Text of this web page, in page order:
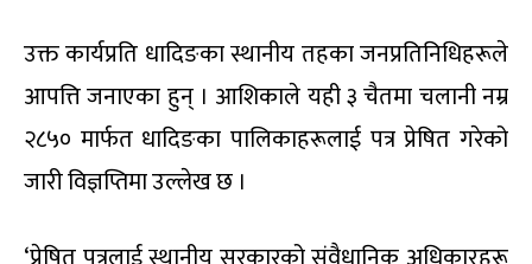
उक्त कार्यप्रति धादिङका स्थानीय तहका जनप्रतिनिधिहरूले
आपत्ति जनाएका हुन् । आशिकाले यही ३ चैतमा चलानी नम्र
२८५० मार्फत धादिङका पालिकाहरूलाई पत्र प्रेषित गरेको
जारी विज्ञप्तिमा उल्लेख छ ।